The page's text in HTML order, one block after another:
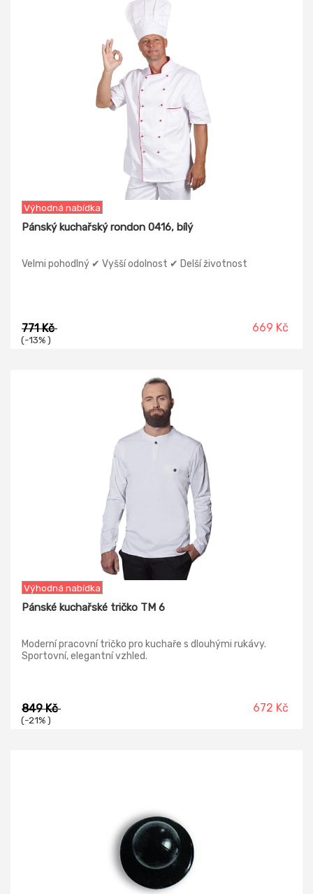
Výhodná nabídka
Pánský kuchařský rondon 0416, bílý
Velmi pohodlný ✔ Vyšší odolnost ✔ Delší životnost
771 Kč
(-13% )
669 Kč
Výhodná nabídka
Pánské kuchařské tričko TM 6
Moderní pracovní tričko pro kuchaře s dlouhými rukávy.
Sportovní, elegantní vzhled.
849 Kč
(-21% )
672 Kč